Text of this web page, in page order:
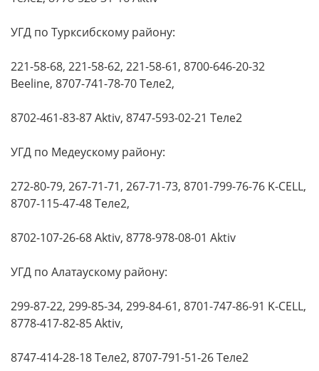
УГД по Турксибскому району:
221-58-68, 221-58-62, 221-58-61, 8700-646-20-32
Beeline, 8707-741-78-70 Теле2,
8702-461-83-87 Aktiv, 8747-593-02-21 Теле2
УГД по Медеускому району:
272-80-79, 267-71-71, 267-71-73, 8701-799-76-76 K-CELL,
8707-115-47-48 Теле2,
8702-107-26-68 Aktiv, 8778-978-08-01 Aktiv
УГД по Алатаускому району:
299-87-22, 299-85-34, 299-84-61, 8701-747-86-91 K-CELL,
8778-417-82-85 Aktiv,
8747-414-28-18 Теле2, 8707-791-51-26 Теле2